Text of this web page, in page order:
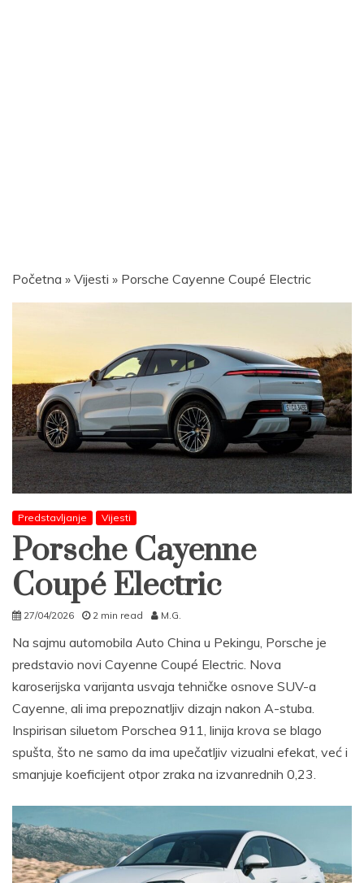
Početna » Vijesti » Porsche Cayenne Coupé Electric
Predstavljanje Vijesti
Porsche Cayenne
Coupé Electric
27/04/2026 2 min read M.G.
Na sajmu automobila Auto China u Pekingu, Porsche je
predstavio novi Cayenne Coupé Electric. Nova
karoserijska varijanta usvaja tehničke osnove SUV-a
Cayenne, ali ima prepoznatljiv dizajn nakon A-stuba.
Inspirisan siluetom Porschea 911, linija krova se blago
spušta, što ne samo da ima upečatljiv vizualni efekat, već i
smanjuje koeficijent otpor zraka na izvanrednih 0,23.